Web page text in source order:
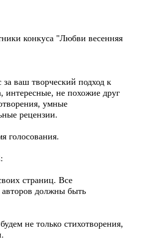
конкуса "Любви весенняя
за ваш творческий подход к
интересные, не похожие друг
умные
рецензии.
голосования.
страниц. Все
авторов должны быть
не только стихотворения,